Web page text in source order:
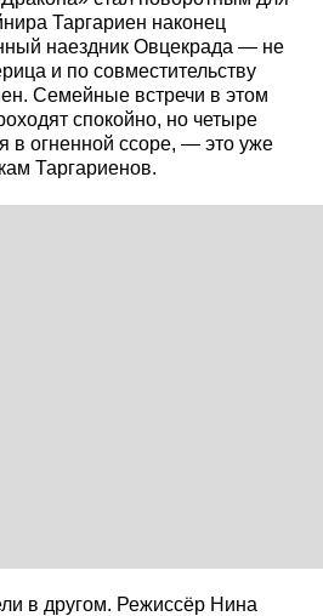
Таргариен наконец
наездник Овцекрада — не
и по совместительству
Семейные встречи в этом
спокойно, но четыре
в огненной ссоре, — это уже
Таргариенов.
в другом. Режиссёр Нина